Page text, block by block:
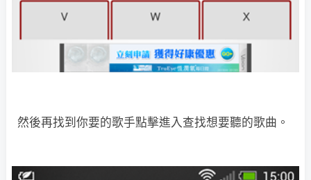
然後再找到你要的歌手點擊進入查找想要聽的歌曲。